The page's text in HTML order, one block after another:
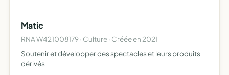
type…
Matic
RNA W421008179 · Culture · Créée en 2021
Soutenir et développer des spectacles et leurs produits
dérivés